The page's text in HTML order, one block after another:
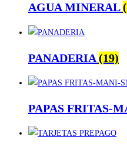
AGUA MINERAL
PANADERIA(19)
PAPAS FRITAS-